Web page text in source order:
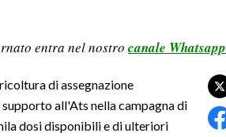
entra nel nostro canale Whatsapp
di assegnazione
all'Ats nella campagna di
dosi disponibili e di ulteriori